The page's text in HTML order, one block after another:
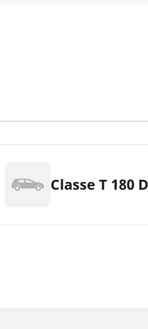
Classe T 180 D